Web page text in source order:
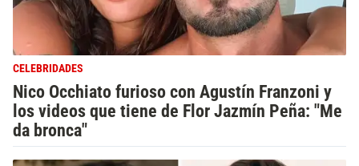
CELEBRIDADES
Nico Occhiato furioso con Agustín Franzoni y
los videos que tiene de Flor Jazmín Peña: "Me
da bronca"